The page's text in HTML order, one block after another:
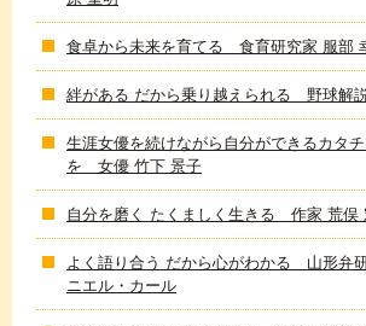
食卓から未来を育てる 食育研究家 服部
絆がある だから乗り越えられる 野球解
生涯女優を続けながら自分ができるカタ
を 女優 竹下 景子
自分を磨く たくましく生きる 作家 荒俣
よく語り合う だから心がわかる 山形弁
ニエル・カール